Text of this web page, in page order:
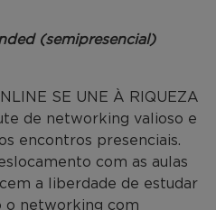
(semipresencial)
SE UNE À RIQUEZA
de networking valioso e
encontros presenciais.
com as aulas
a liberdade de estudar
o networking com